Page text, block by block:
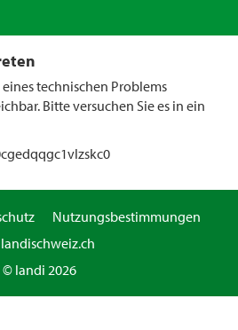
technischen Problems
Bitte versuchen Sie es in ein
Nutzungsbestimmungen
landischweiz.ch
© landi 2026